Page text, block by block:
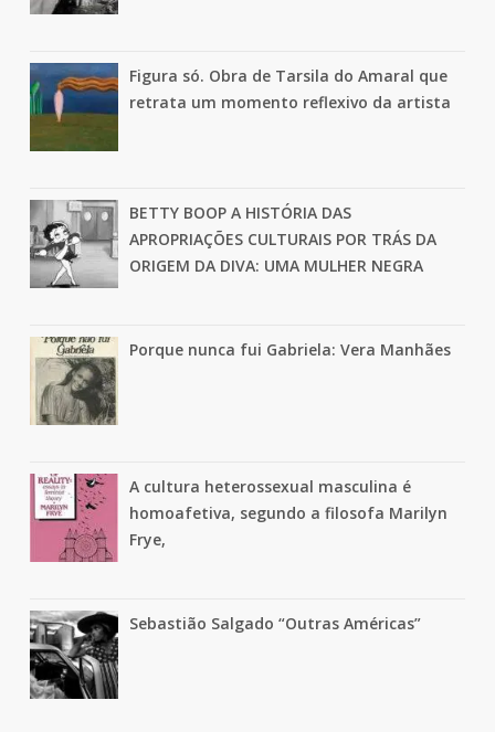
Figura só. Obra de Tarsila do Amaral que
retrata um momento reflexivo da artista
BETTY BOOP A HISTÓRIA DAS
APROPRIAÇÕES CULTURAIS POR TRÁS DA
ORIGEM DA DIVA: UMA MULHER NEGRA
Porque nunca fui Gabriela: Vera Manhães
A cultura heterossexual masculina é
homoafetiva, segundo a filosofa Marilyn
Frye,
Sebastião Salgado “Outras Américas”